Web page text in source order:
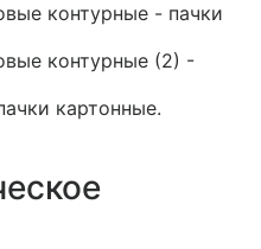
контурные - пачки
контурные (2) -
картонные.